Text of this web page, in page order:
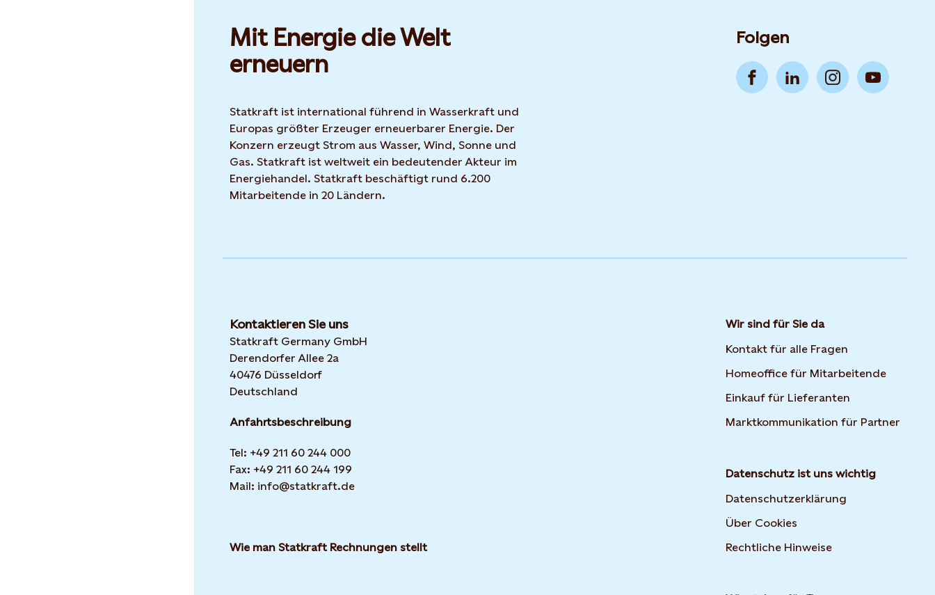
Mit Energie die Welt
erneuern
Statkraft ist international führend in Wasserkraft und
Europas größter Erzeuger erneuerbarer Energie. Der
Konzern erzeugt Strom aus Wasser, Wind, Sonne und
Gas. Statkraft ist weltweit ein bedeutender Akteur im
Energiehandel. Statkraft beschäftigt rund 6.200
Mitarbeitende in 20 Ländern.
Folgen
Kontaktieren Sie uns
Statkraft Germany GmbH
Derendorfer Allee 2a
40476 Düsseldorf
Deutschland
Anfahrtsbeschreibung
Tel: +49 211 60 244 000
Fax: +49 211 60 244 199
Mail: info@statkraft.de
Wie man Statkraft Rechnungen stellt
Wir sind für Sie da
Kontakt für alle Fragen
Homeoffice für Mitarbeitende
Einkauf für Lieferanten
Marktkommunikation für Partner
Datenschutz ist uns wichtig
Datenschutzerklärung
Über Cookies
Rechtliche Hinweise